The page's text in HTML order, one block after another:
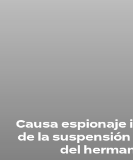
Causa espionaje
de la
del
RECETAS
PALABRAS